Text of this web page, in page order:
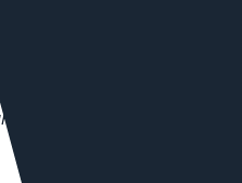
Для
с
там, где это
без компромиссов к